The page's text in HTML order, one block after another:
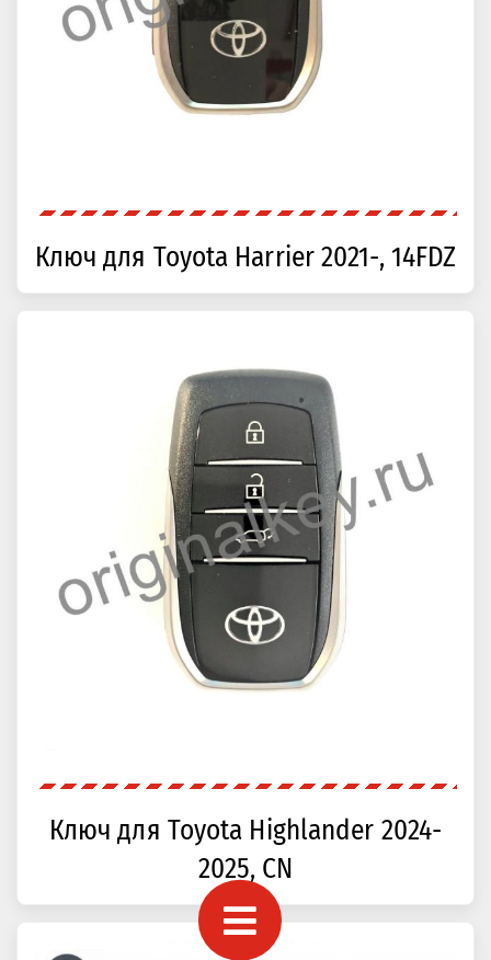
Ключ для Toyota Harrier 2021-, 14FDZ
Ключ для Toyota Highlander 2024-
2025, CN